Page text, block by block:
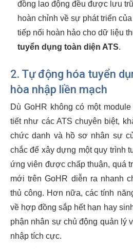
đồng lao động đều được lưu
hoàn chỉnh về sự phát triển
tiếp nối hoàn hảo cho dữ liệu
tuyển dụng toàn diện ATS.
2. Tự động hóa tuyển
hòa nhập liền mạch
Dù GoHR không có một
tiết như các ATS chuyên biệt,
chức danh và hồ sơ nhân sự
chắc để xây dựng một quy trình
ứng viên được chấp thuận, quá
mới trên GoHR diễn ra nhanh
thủ công. Hơn nữa, các tính
về hợp đồng sắp hết hạn hay
phận nhân sự chủ động quản lý
nhập tích cực.